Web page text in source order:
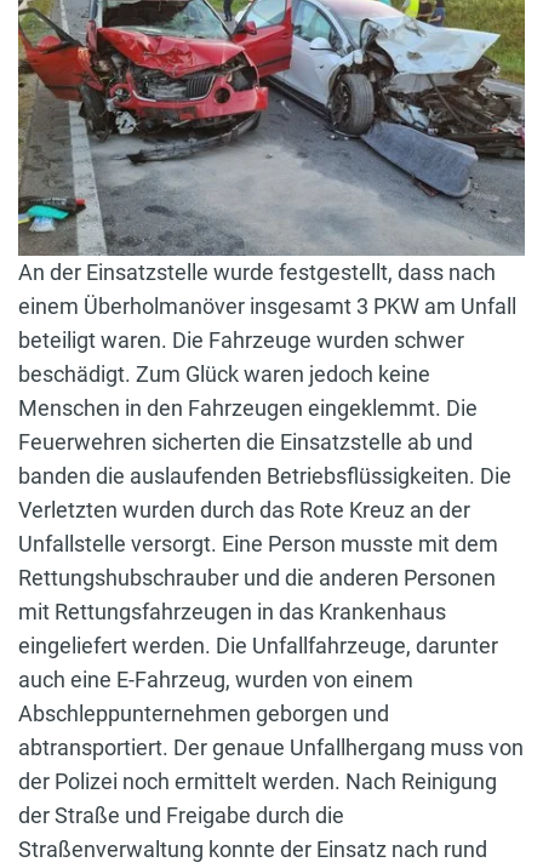
An der Einsatzstelle wurde festgestellt, dass nach
einem Überholmanöver insgesamt 3 PKW am Unfall
beteiligt waren. Die Fahrzeuge wurden schwer
beschädigt. Zum Glück waren jedoch keine
Menschen in den Fahrzeugen eingeklemmt. Die
Feuerwehren sicherten die Einsatzstelle ab und
banden die auslaufenden Betriebsflüssigkeiten. Die
Verletzten wurden durch das Rote Kreuz an der
Unfallstelle versorgt. Eine Person musste mit dem
Rettungshubschrauber und die anderen Personen
mit Rettungsfahrzeugen in das Krankenhaus
eingeliefert werden. Die Unfallfahrzeuge, darunter
auch eine E-Fahrzeug, wurden von einem
Abschleppunternehmen geborgen und
abtransportiert. Der genaue Unfallhergang muss von
der Polizei noch ermittelt werden. Nach Reinigung
der Straße und Freigabe durch die
Straßenverwaltung konnte der Einsatz nach rund